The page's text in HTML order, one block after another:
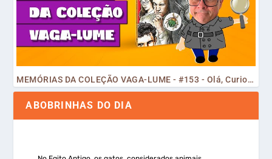
MEMÓRIAS DA COLEÇÃO VAGA-LUME - #153 - Olá, Curiosos! 2023
ABOBRINHAS DO DIA